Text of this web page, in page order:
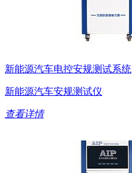
新能源汽车电控安规测试系统
新能源汽车安规测试仪
查看详情